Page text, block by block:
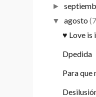
►
▼ agosto
♥ Love is
Dpedida
Para que